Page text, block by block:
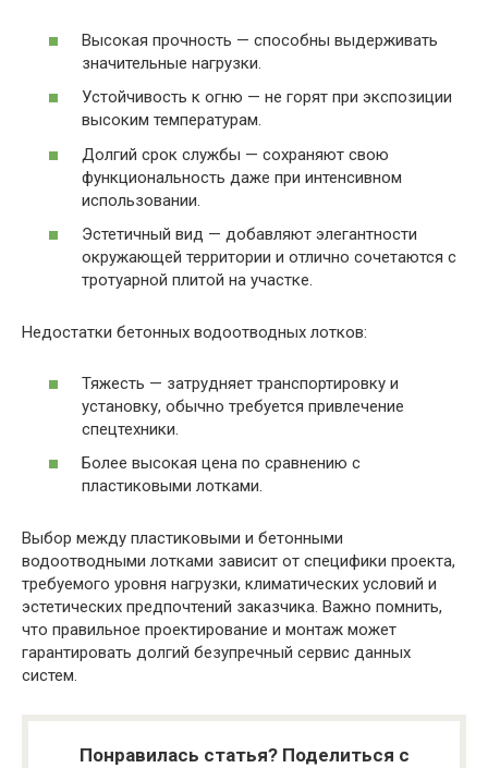
Высокая прочность — способны выдерживать
значительные нагрузки.
Устойчивость к огню — не горят при экспозиции
высоким температурам.
Долгий срок службы — сохраняют свою
функциональность даже при интенсивном
использовании.
Эстетичный вид — добавляют элегантности
окружающей территории и отлично сочетаются с
тротуарной плитой на участке.
Недостатки бетонных водоотводных лотков:
Тяжесть — затрудняет транспортировку и
установку, обычно требуется привлечение
спецтехники.
Более высокая цена по сравнению с
пластиковыми лотками.
Выбор между пластиковыми и бетонными
водоотводными лотками зависит от специфики проекта,
требуемого уровня нагрузки, климатических условий и
эстетических предпочтений заказчика. Важно помнить,
что правильное проектирование и монтаж может
гарантировать долгий безупречный сервис данных
систем.
Понравилась статья? Поделиться с